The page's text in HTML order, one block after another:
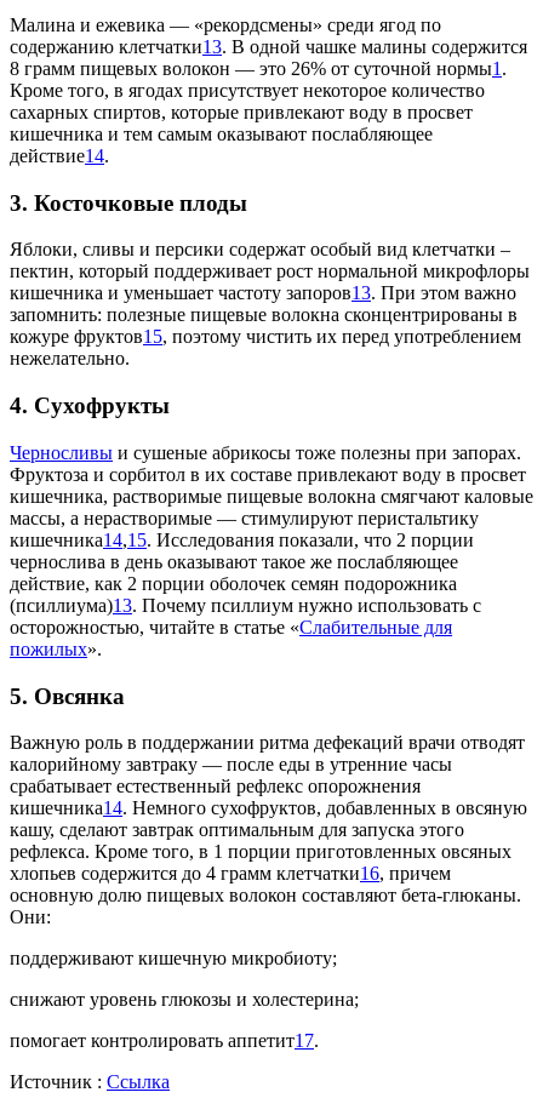
Малина и ежевика — «рекордсмены» среди ягод по
содержанию клетчатки13. В одной чашке малины содержится
8 грамм пищевых волокон — это 26% от суточной нормы1 .
Кроме того, в ягодах присутствует некоторое количество
сахарных спиртов, которые привлекают воду в просвет
кишечника и тем самым оказывают послабляющее
действие14.
3. Косточковые плоды
Яблоки, сливы и персики содержат особый вид клетчатки –
пектин, который поддерживает рост нормальной микрофлоры
кишечника и уменьшает частоту запоров13. При этом важно
запомнить: полезные пищевые волокна сконцентрированы в
кожуре фруктов15, поэтому чистить их перед употреблением
нежелательно.
4. Сухофрукты
Черносливы и сушеные абрикосы тоже полезны при запорах.
Фруктоза и сорбитол в их составе привлекают воду в просвет
кишечника, растворимые пищевые волокна смягчают каловые
массы, а нерастворимые — стимулируют перистальтику
кишечника14,15. Исследования показали, что 2 порции
чернослива в день оказывают такое же послабляющее
действие, как 2 порции оболочек семян подорожника
(псиллиума)13. Почему псиллиум нужно использовать с
осторожностью, читайте в статье «Слабительные для
пожилых».
5. Овсянка
Важную роль в поддержании ритма дефекаций врачи отводят
калорийному завтраку — после еды в утренние часы
срабатывает естественный рефлекс опорожнения
кишечника14. Немного сухофруктов, добавленных в овсяную
кашу, сделают завтрак оптимальным для запуска этого
рефлекса. Кроме того, в 1 порции приготовленных овсяных
хлопьев содержится до 4 грамм клетчатки16, причем
основную долю пищевых волокон составляют бета-глюканы.
Они:
поддерживают кишечную микробиоту;
снижают уровень глюкозы и холестерина;
помогает контролировать аппетит17.
Источник : Ссылка